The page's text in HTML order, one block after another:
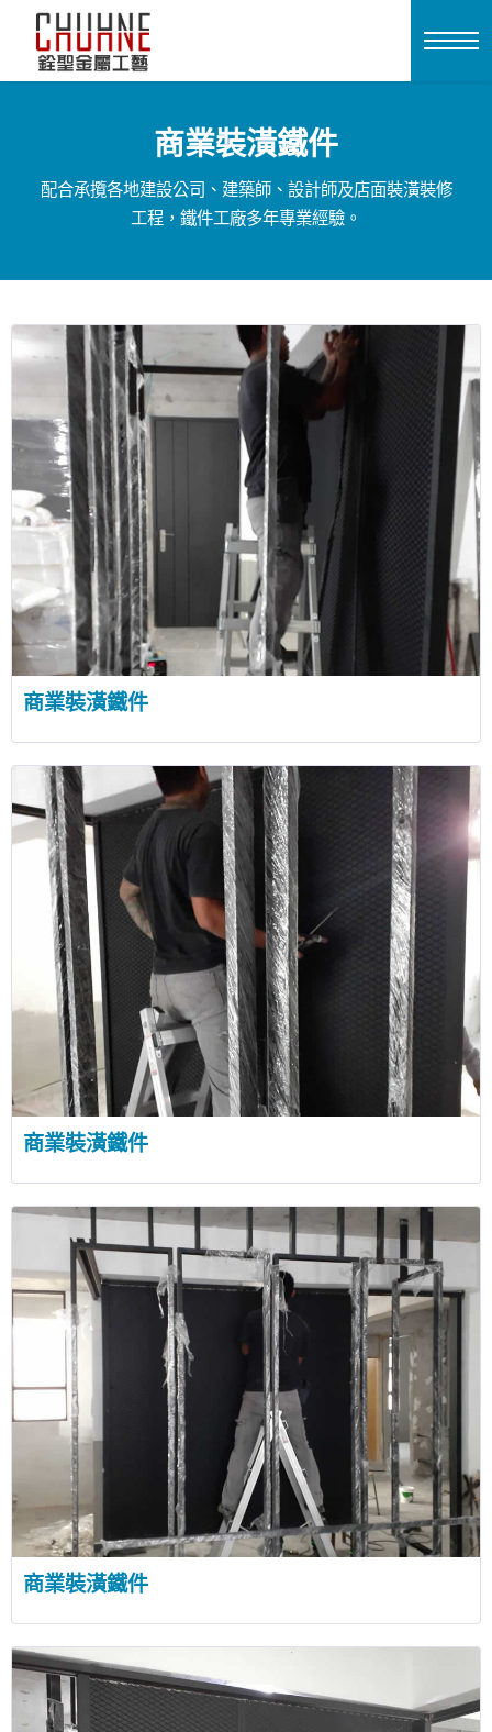
商業裝潢鐵件
配合承攬各地建設公司、建築師、設計師及店面裝潢裝修
工程，鐵件工廠多年專業經驗。
商業裝潢鐵件
商業裝潢鐵件
商業裝潢鐵件